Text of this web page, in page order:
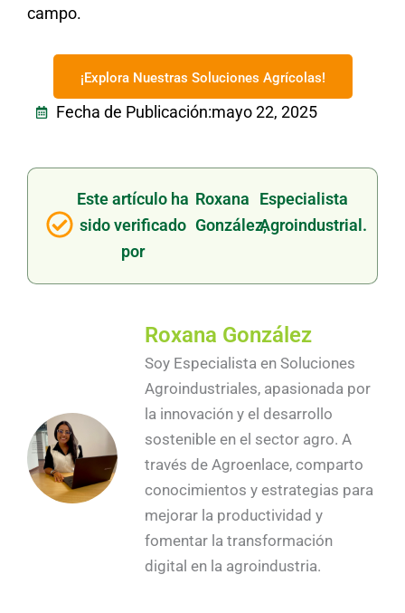
campo.
¡Explora Nuestras Soluciones Agrícolas!
Fecha de Publicación:mayo 22, 2025
Este artículo ha
sido verificado
por
Roxana
González,
Especialista
Agroindustrial.
Roxana González
Soy Especialista en Soluciones
Agroindustriales, apasionada por
la innovación y el desarrollo
sostenible en el sector agro. A
través de Agroenlace, comparto
conocimientos y estrategias para
mejorar la productividad y
fomentar la transformación
digital en la agroindustria.